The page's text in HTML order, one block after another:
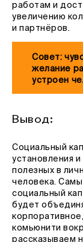
работам и
увеличению
и партнёров.
Совет:
желание
устроен
Вывод:
Социальный
установления
полезных в
человека.
социальный
будет
комьюнити
рассказываем